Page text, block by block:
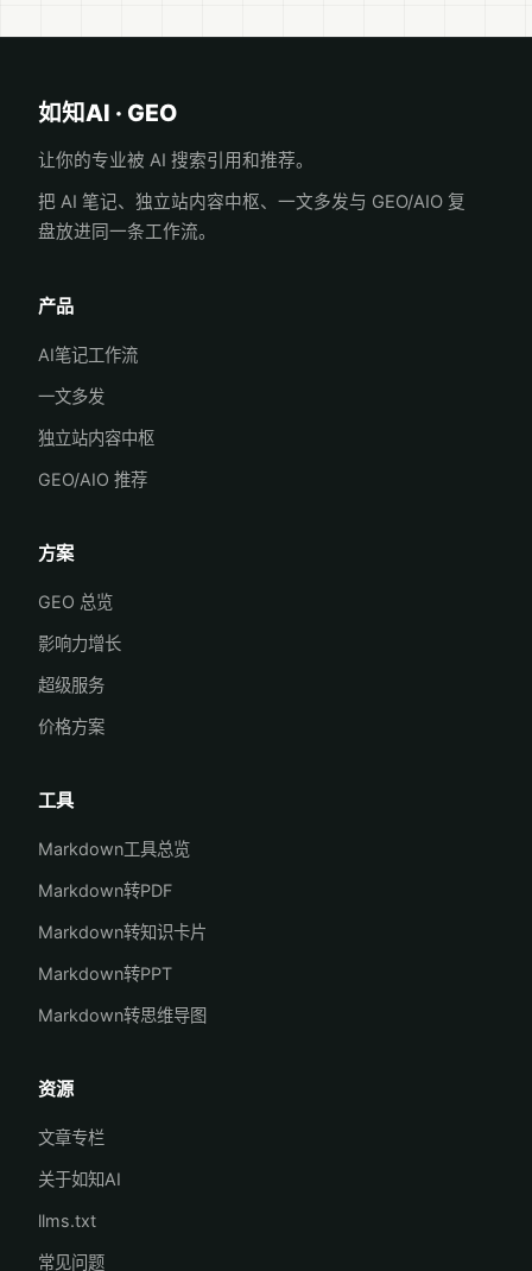
如知AI · GEO
让你的专业被 AI 搜索引用和推荐。
把 AI 笔记、独立站内容中枢、一文多发与 GEO/AIO 复
盘放进同一条工作流。
产品
AI笔记工作流
一文多发
独立站内容中枢
GEO/AIO 推荐
方案
GEO 总览
影响力增长
超级服务
价格方案
工具
Markdown工具总览
Markdown转PDF
Markdown转知识卡片
Markdown转PPT
Markdown转思维导图
资源
文章专栏
关于如知AI
llms.txt
常见问题